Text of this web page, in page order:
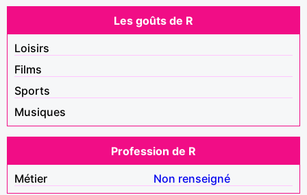
Les goûts de R
Loisirs
Films
Sports
Musiques
Profession de R
Métier
Non renseigné